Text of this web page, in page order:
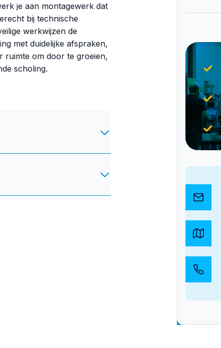
je aan montagewerk dat
bij technische
werkwijzen de
met duidelijke afspraken,
ruimte om door te groeien,
scholing.